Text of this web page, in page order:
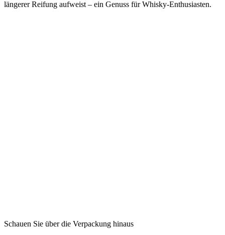
längerer Reifung aufweist – ein Genuss für Whisky-Enthusiasten.
Schauen Sie über die Verpackung hinaus